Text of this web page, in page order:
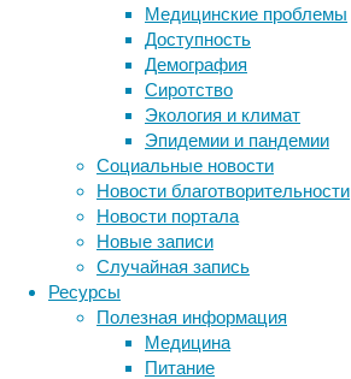
Медицинские проблемы
Доступность
Демография
Сиротство
Экология и климат
Эпидемии и пандемии
Социальные новости
Новости благотворительности
Новости портала
Новые записи
Случайная запись
Ресурсы
Полезная информация
Медицина
Питание
Американское
Управление
по
санитарному
надзору
за
качеством
пищевых
продуктов
и
медикаментов
(FDA)
разрешило